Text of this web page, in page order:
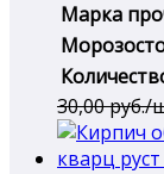
Марка
30,00руб./